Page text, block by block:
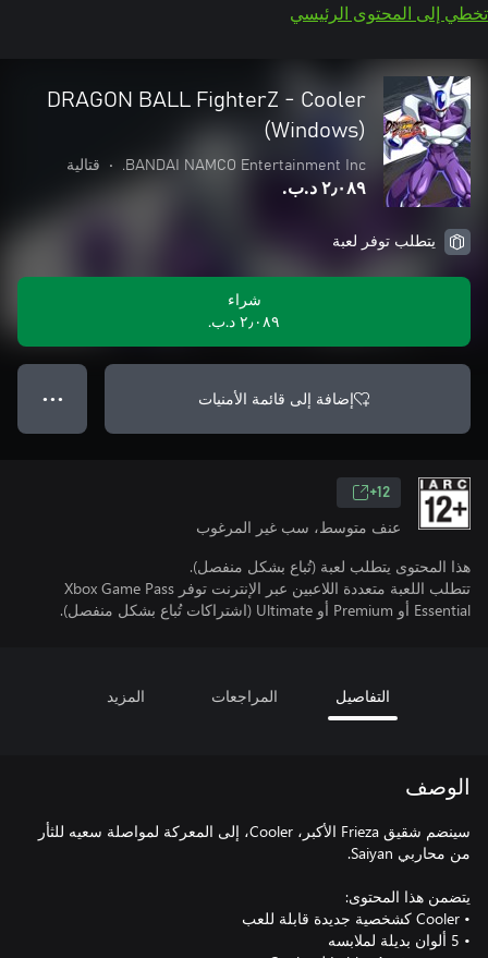
تخطي إلى المحتوى الرئيسي
DRAGON BALL FighterZ - Cooler
(Windows)
BANDAI NAMCO Entertainment Inc.
• قتالية
٢٫٠٨٩ د.ب.‏
يتطلب توفر لعبة
شراء
٢٫٠٨٩ د.ب.‏
إضافة إلى قائمة الأمنيات ● ● ●
12+
عنف متوسط، سب غير المرغوب
هذا المحتوى يتطلب لعبة (تُباع بشكل منفصل).
تتطلب اللعبة متعددة اللاعبين عبر الإنترنت توفر Xbox Game Pass
Essential أو Premium أو Ultimate (اشتراكات تُباع بشكل منفصل).
التفاصيل المراجعات المزيد
الوصف
سينضم شقيق Frieza الأكبر، Cooler، إلى المعركة لمواصلة سعيه للثأر